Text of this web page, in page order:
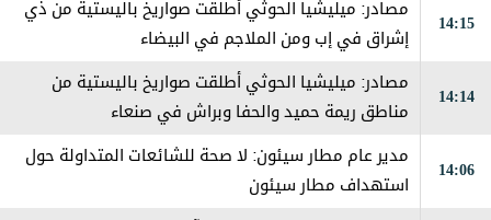
14:15
مصادر: ميليشيا الحوثي أطلقت صواريخ باليستية من ذي
إشراق في إب ومن الملاجم في البيضاء
14:14
مصادر: ميليشيا الحوثي أطلقت صواريخ باليستية من
مناطق ريمة حميد والحفا وبراش في صنعاء
14:06
مدير عام مطار سيئون: لا صحة للشائعات المتداولة حول
استهداف مطار سيئون